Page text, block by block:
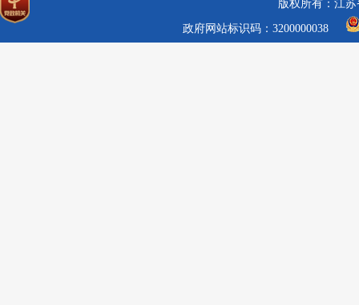
版权所有：江
政府网站标识码：3200000038